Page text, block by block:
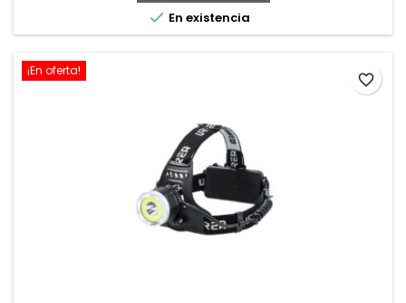
 En existencia
¡En oferta!
favorite_border